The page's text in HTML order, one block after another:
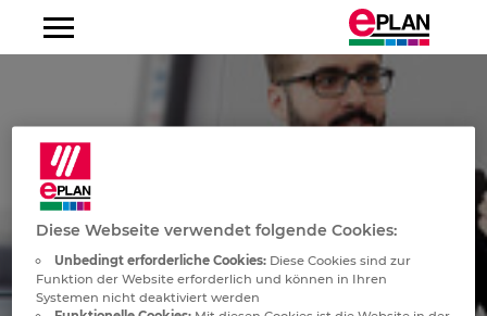
Argentinien
Australien
Bosnien-Herzegowina
Diese Webseite verwendet folgende Cookies:
Unbedingt erforderliche Cookies:Diese Cookies sind zur
Funktion der Website erforderlich und können in Ihren
Systemen nicht deaktiviert werden